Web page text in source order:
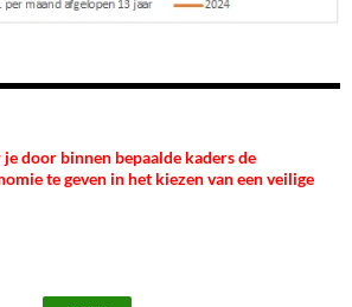
door binnen bepaalde kaders de
te geven in het kiezen van een veilige